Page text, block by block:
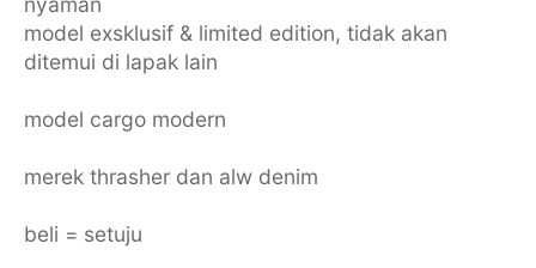
model exsklusif & limited edition, tidak akan
ditemui di lapak lain
model cargo modern
merek thrasher dan alw denim
beli = setuju